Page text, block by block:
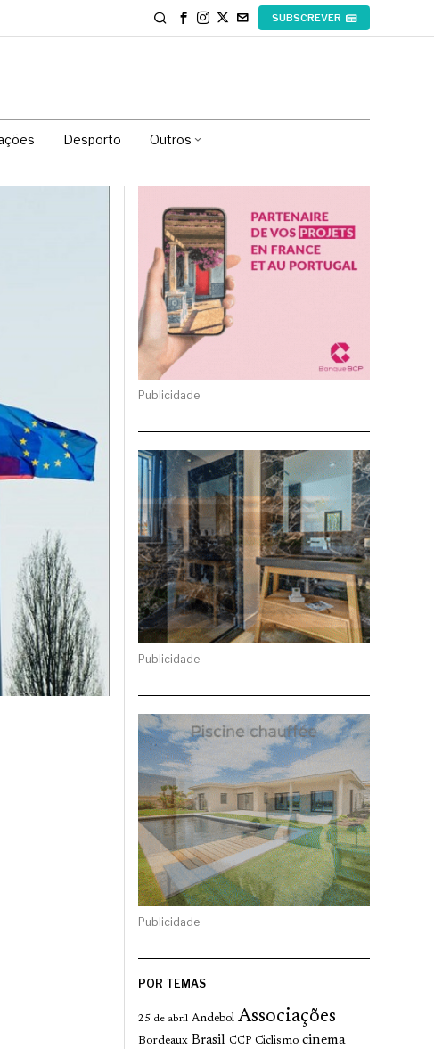
SUBSCREVER
Desporto Outros
Publicidade
Publicidade
Publicidade
POR TEMAS
25 de abril Andebol Associações
Bordeaux Brasil CCP Ciclismo cinema